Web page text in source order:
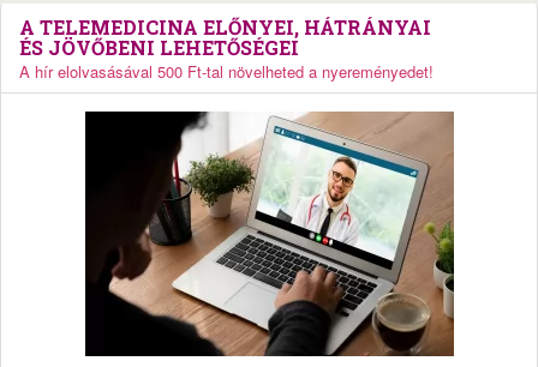
A TELEMEDICINA ELŐNYEI, HÁTRÁNYAI
ÉS JÖVŐBENI LEHETŐSÉGEI
A hír elolvasásával 500 Ft-tal növelheted a nyereményedet!